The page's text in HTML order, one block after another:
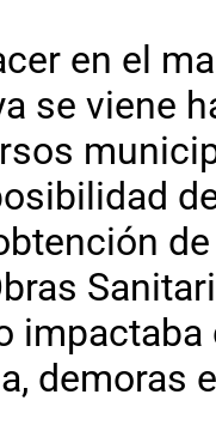
en el
se viene
demoras